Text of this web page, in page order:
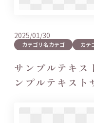
カテゴリ名カテゴ カテ
2025/01/30
サンプルテキス
ンプルテキスト